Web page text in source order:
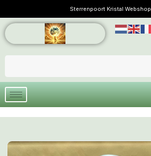
Sterrenpoort Kristal Webshop